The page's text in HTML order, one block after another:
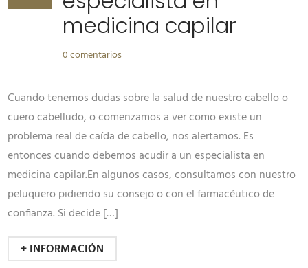
medicina capilar
0 comentarios
Cuando tenemos dudas sobre la salud de nuestro cabello o
cuero cabelludo, o comenzamos a ver como existe un
problema real de caída de cabello, nos alertamos. Es
entonces cuando debemos acudir a un especialista en
medicina capilar.En algunos casos, consultamos con nuestro
peluquero pidiendo su consejo o con el farmacéutico de
confianza. Si decide […]
+ INFORMACIÓN